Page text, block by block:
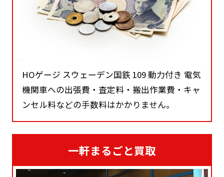
HOゲージ スウェーデン国鉄 109 動力付き 電気
機関車への出張費・査定料・搬出作業費・キャ
ンセル料などの手数料はかかりません。
一軒まるごと買取